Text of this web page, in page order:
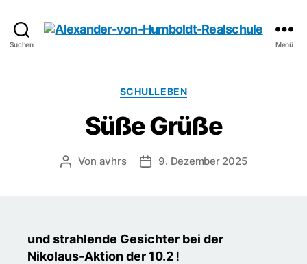
Suchen
Realschule
Menü
Kategorien
SCHULLEBEN
Süße Grüße
Beitragsautor
Von avhrs Veröffentlichungsdatum
9. Dezember 2025
und strahlende Gesichter bei der
Nikolaus-Aktion der 10.2 !